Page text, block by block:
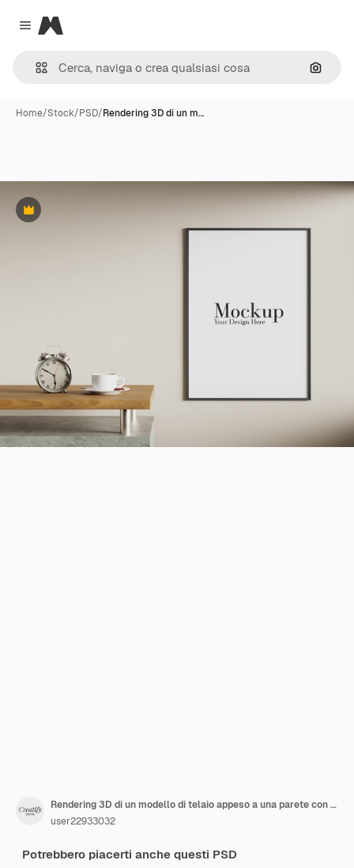
Close menu
Magnific
Cerca
Home/Stock/PSD/Rendering 3D di un m…
Premium
Rendering 3D di un modello di telaio appeso a una parete con pianta
user22933032
Potrebbero piacerti anche questi PSD